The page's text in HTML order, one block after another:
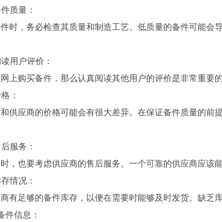
质量：
时，务必检查其质量和制造工艺。低质量的备件可能会
用户评价：
上购买备件，那么认真阅读其他用户的评价是非常重要
：
供应商的价格可能会有很大差异。在保证备件质量的
服务：
，也要考虑供应商的售后服务。一个可靠的供应商应该
情况：
有足够的备件库存，以便在需要时能够及时发货。缺乏
件信息：